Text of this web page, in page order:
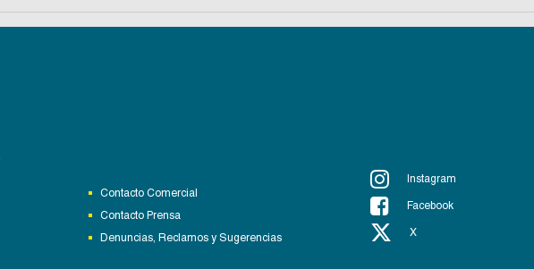
Contacto Comercial
Contacto Prensa
Denuncias, Reclamos y Sugerencias
Instagram
Facebook
X